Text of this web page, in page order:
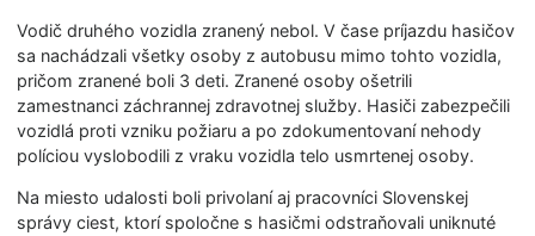
Vodič druhého vozidla zranený nebol. V čase príjazdu hasičov
sa nachádzali všetky osoby z autobusu mimo tohto vozidla,
pričom zranené boli 3 deti. Zranené osoby ošetrili
zamestnanci záchrannej zdravotnej služby. Hasiči zabezpečili
vozidlá proti vzniku požiaru a po zdokumentovaní nehody
políciou vyslobodili z vraku vozidla telo usmrtenej osoby.
Na miesto udalosti boli privolaní aj pracovníci Slovenskej
správy ciest, ktorí spoločne s hasičmi odstraňovali uniknuté